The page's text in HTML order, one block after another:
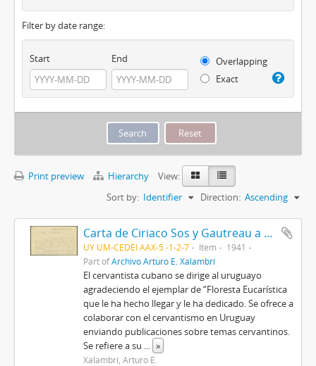
Filter by date range:
Start End
Overlapping
Exact
Print preview Hierarchy
View:
Sort by: Identifier Direction: Ascending
Carta de Ciriaco Sos y Gautreau a Arturo Xalambrí (1941-10-21)
UY UM-CEDEI AAX-5.-1-2-7 Item
1941
Part ofArchivo Arturo E. Xalambrí
El cervantista cubano se dirige al uruguayo
agradeciendo el ejemplar de “Floresta Eucarística
que le ha hecho llegar y le ha dedicado. Se ofrece a
colaborar con el cervantismo en Uruguay
enviando publicaciones sobre temas cervantinos.
Se refiere a su ... »
Xalambrí, Arturo E.